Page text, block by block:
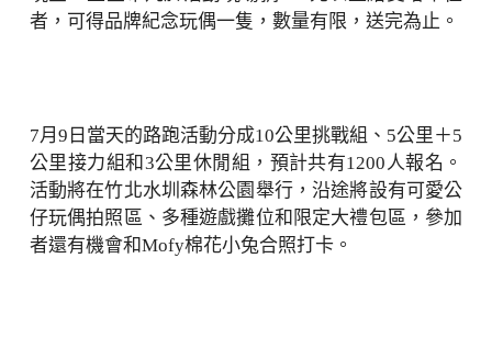
者，可得品牌紀念玩偶一隻，數量有限，送完為止。
7月9日當天的路跑活動分成10公里挑戰組、5公里＋5
公里接力組和3公里休閒組，預計共有1200人報名。
活動將在竹北水圳森林公園舉行，沿途將設有可愛公
仔玩偶拍照區、多種遊戲攤位和限定大禮包區，參加
者還有機會和Mofy棉花小兔合照打卡。